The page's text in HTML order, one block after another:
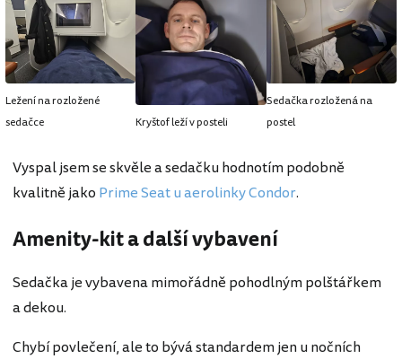
Ležení na rozložené
sedačce
Kryštof leží v posteli
Sedačka rozložená na
postel
Vyspal jsem se skvěle a sedačku hodnotím podobně
kvalitně jako Prime Seat u aerolinky Condor.
Amenity-kit a další vybavení
Sedačka je vybavena mimořádně pohodlným polštářkem
a dekou.
Chybí povlečení, ale to bývá standardem jen u nočních